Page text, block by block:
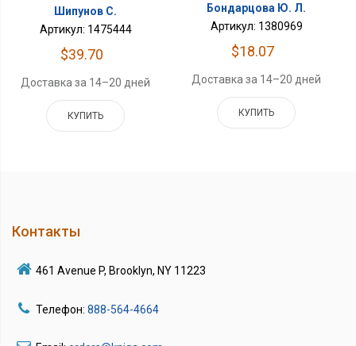
Шипунов С.
Артикул: 1475444
$39.70
Доставка за 14–20 дней
КУПИТЬ
Бондарцова Ю. Л.
Артикул: 1380969
$18.07
Доставка за 14–20 дней
КУПИТЬ
Контакты
461 Avenue P, Brooklyn, NY 11223
Телефон: 888-564-4664